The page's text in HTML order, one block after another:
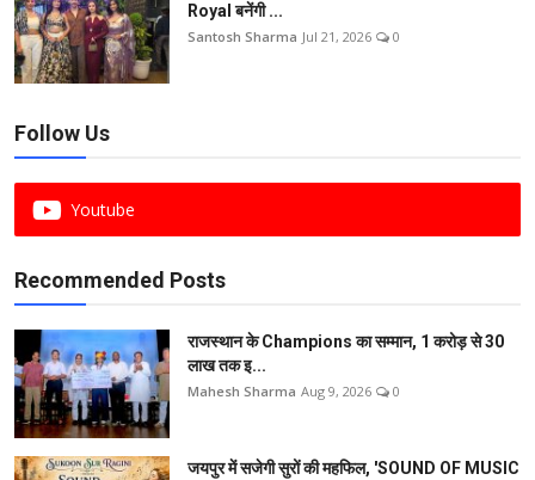
Royal बनेंगी ...
Santosh Sharma Jul 21, 2026 0
Follow Us
Youtube
Recommended Posts
राजस्थान के Champions का सम्मान, 1 करोड़ से 30
लाख तक इ...
Mahesh Sharma Aug 9, 2026 0
जयपुर में सजेगी सुरों की महफिल, 'SOUND OF MUSIC